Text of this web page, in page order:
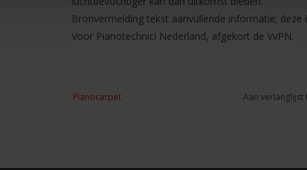
Bronvermelding tekst aanvullende informatie;
Voor Pianotechnici Nederland, afgekort de VvPN.
Pianoschotels worden niet standaard
Pianocarpet Aan verlanglijst